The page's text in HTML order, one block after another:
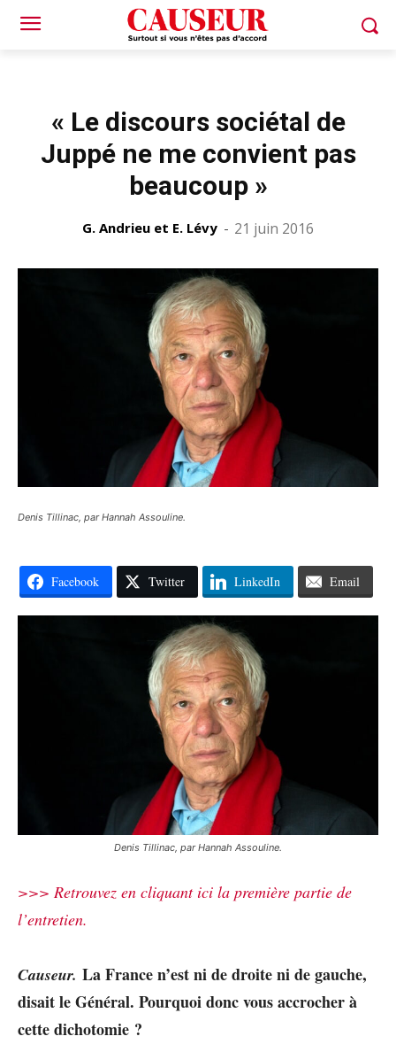
« Le discours sociétal de
Juppé ne me convient pas
beaucoup »
G. Andrieu et E. Lévy - 21 juin 2016
Denis Tillinac, par Hannah Assouline.
Facebook Twitter LinkedIn Email
Denis Tillinac, par Hannah Assouline.
>>> Retrouvez en cliquant ici la première partie de
l’entretien.
Causeur. La France n’est ni de droite ni de gauche,
disait le Général. Pourquoi donc vous accrocher à
cette dichotomie ?